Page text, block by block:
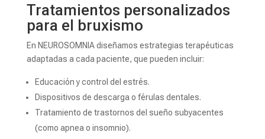
Tratamientos personalizados
para el bruxismo
En NEUROSOMNIA diseñamos estrategias terapéuticas
adaptadas a cada paciente, que pueden incluir:
Educación y control del estrés.
Dispositivos de descarga o férulas dentales.
Tratamiento de trastornos del sueño subyacentes
(como apnea o insomnio).